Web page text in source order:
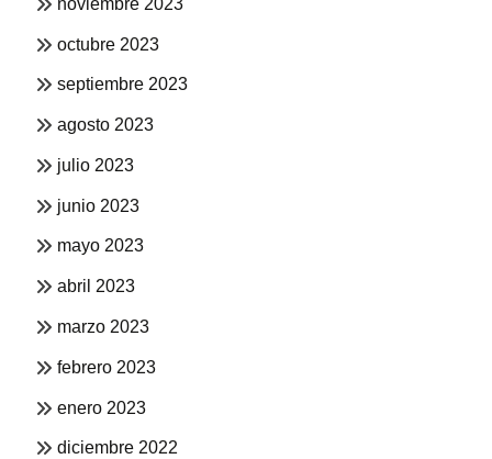
octubre 2023
septiembre 2023
agosto 2023
julio 2023
junio 2023
mayo 2023
abril 2023
marzo 2023
febrero 2023
enero 2023
diciembre 2022